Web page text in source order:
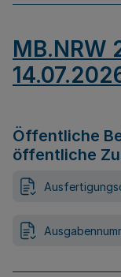
MB.NRW
Öffentliche
öffentliche